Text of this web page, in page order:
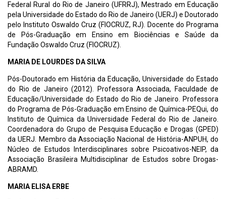
Federal Rural do Rio de Janeiro (UFRRJ), Mestrado em Educação
pela Universidade do Estado do Rio de Janeiro (UERJ) e Doutorado
pelo Instituto Oswaldo Cruz (FIOCRUZ, RJ). Docente do Programa
de Pós-Graduação em Ensino em Biociências e Saúde da
Fundação Oswaldo Cruz (FIOCRUZ).
MARIA DE LOURDES DA SILVA
Pós-Doutorado em História da Educação, Universidade do Estado
do Rio de Janeiro (2012). Professora Associada, Faculdade de
Educação/Universidade do Estado do Rio de Janeiro. Professora
do Programa de Pós-Graduação em Ensino de Química-PEQui, do
Instituto de Química da Universidade Federal do Rio de Janeiro.
Coordenadora do Grupo de Pesquisa Educação e Drogas (GPED)
da UERJ. Membro da Associação Nacional de História-ANPUH, do
Núcleo de Estudos Interdisciplinares sobre Psicoativos-NEIP, da
Associação Brasileira Multidisciplinar de Estudos sobre Drogas-
ABRAMD.
MARIA ELISA ERBE